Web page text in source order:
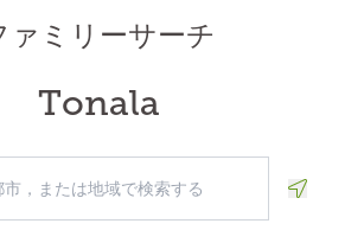
ァミリーサーチ
Tonala